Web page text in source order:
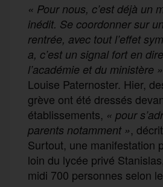
« Pour nous, c’est déjà un
inédit. Se coordonner sur
rentrée, avec tout l’effet
a, c’est un signal fort en
l’académie et du ministère »
Louise Paternoster. Hier,
grève ont été dressés
établissements, « pour
parents notamment »,
Surtout, une manifestation
loin du lycée privé
midi 700 personnes selon